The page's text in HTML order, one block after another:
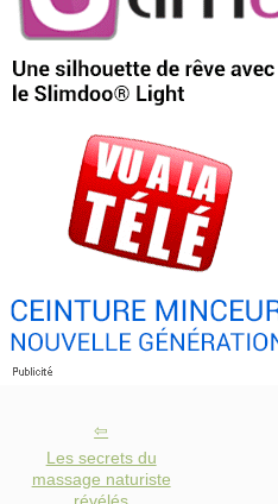
Les secrets du
massage naturiste